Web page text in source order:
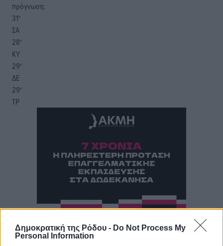
Δημοκρατική της Ρόδου - Do Not Process My
Personal Information
πρόγνωση:
31°
ΣΑ
28°
ΚΥ
29°
ΔΕ
29°
ΤΡ